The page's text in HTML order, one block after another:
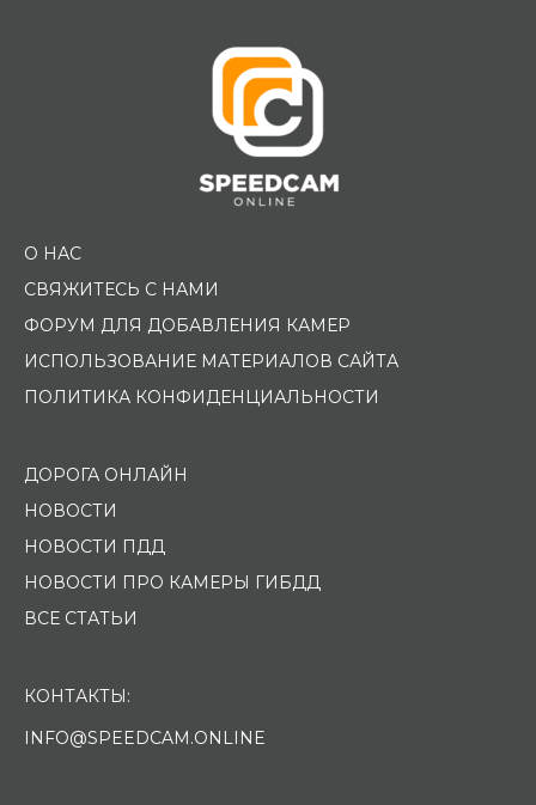
О НАС
СВЯЖИТЕСЬ С НАМИ
ФОРУМ ДЛЯ ДОБАВЛЕНИЯ КАМЕР
ИСПОЛЬЗОВАНИЕ МАТЕРИАЛОВ САЙТА
ПОЛИТИКА КОНФИДЕНЦИАЛЬНОСТИ
ДОРОГА ОНЛАЙН
НОВОСТИ
НОВОСТИ ПДД
НОВОСТИ ПРО КАМЕРЫ ГИБДД
ВСЕ СТАТЬИ
КОНТАКТЫ:
INFO@SPEEDCAM.ONLINE